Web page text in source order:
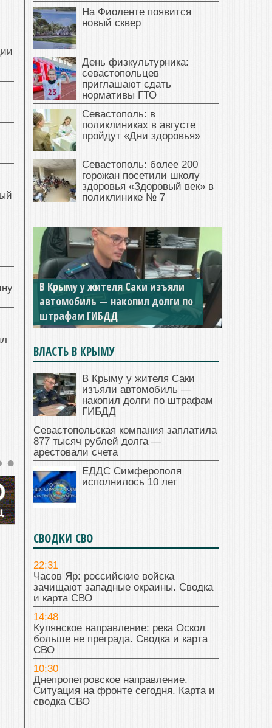
На Фиоленте появится
новый сквер
День физкультурника:
севастопольцев
приглашают сдать
нормативы ГТО
Севастополь: в
поликлиниках в августе
пройдут «Дни здоровья»
Севастополь: более 200
горожан посетили школу
здоровья «Здоровый век» в
поликлинике № 7
В Крыму у жителя Саки изъяли
автомобиль — накопил долги по
штрафам ГИБДД
ВЛАСТЬ В КРЫМУ
В Крыму у жителя Саки
изъяли автомобиль —
накопил долги по штрафам
ГИБДД
Севастопольская компания заплатила
877 тысяч рублей долга —
арестовали счета
ЕДДС Симферополя
исполнилось 10 лет
СВОДКИ СВО
22:31
Часов Яр: российские войска
зачищают западные окраины. Сводка
и карта СВО
14:48
Купянское направление: река Оскол
больше не преграда. Сводка и карта
СВО
10:30
Днепропетровское направление.
Ситуация на фронте сегодня. Карта и
сводка СВО